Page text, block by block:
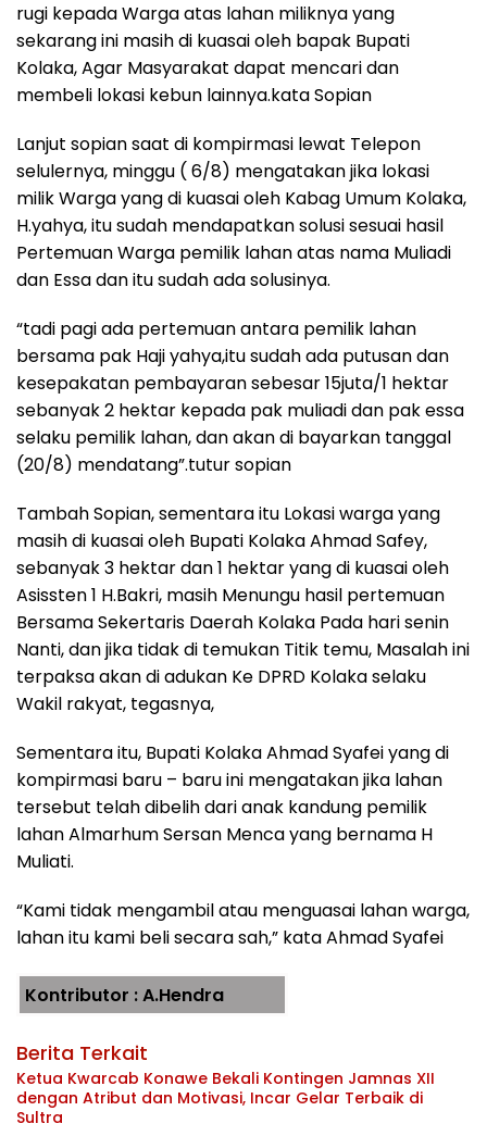
rugi kepada Warga atas lahan miliknya yang
sekarang ini masih di kuasai oleh bapak Bupati
Kolaka, Agar Masyarakat dapat mencari dan
membeli lokasi kebun lainnya.kata Sopian
Lanjut sopian saat di kompirmasi lewat Telepon
selulernya, minggu ( 6/8) mengatakan jika lokasi
milik Warga yang di kuasai oleh Kabag Umum Kolaka,
H.yahya, itu sudah mendapatkan solusi sesuai hasil
Pertemuan Warga pemilik lahan atas nama Muliadi
dan Essa dan itu sudah ada solusinya.
“tadi pagi ada pertemuan antara pemilik lahan
bersama pak Haji yahya,itu sudah ada putusan dan
kesepakatan pembayaran sebesar 15juta/1 hektar
sebanyak 2 hektar kepada pak muliadi dan pak essa
selaku pemilik lahan, dan akan di bayarkan tanggal
(20/8) mendatang”.tutur sopian
Tambah Sopian, sementara itu Lokasi warga yang
masih di kuasai oleh Bupati Kolaka Ahmad Safey,
sebanyak 3 hektar dan 1 hektar yang di kuasai oleh
Asissten 1 H.Bakri, masih Menungu hasil pertemuan
Bersama Sekertaris Daerah Kolaka Pada hari senin
Nanti, dan jika tidak di temukan Titik temu, Masalah ini
terpaksa akan di adukan Ke DPRD Kolaka selaku
Wakil rakyat, tegasnya,
Sementara itu, Bupati Kolaka Ahmad Syafei yang di
kompirmasi baru – baru ini mengatakan jika lahan
tersebut telah dibelih dari anak kandung pemilik
lahan Almarhum Sersan Menca yang bernama H
Muliati.
“Kami tidak mengambil atau menguasai lahan warga,
lahan itu kami beli secara sah,” kata Ahmad Syafei
Kontributor : A.Hendra
Berita Terkait
Ketua Kwarcab Konawe Bekali Kontingen Jamnas XII
dengan Atribut dan Motivasi, Incar Gelar Terbaik di
Sultra